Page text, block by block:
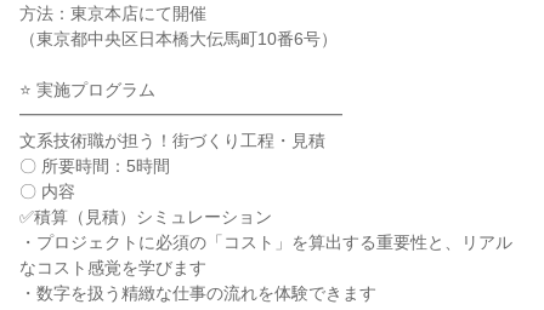
方法：東京本店にて開催
（東京都中央区日本橋大伝馬町10番6号）
⭐ 実施プログラム
━━━━━━━━━━━━━━━━━━━
文系技術職が担う！街づくり工程・見積
〇 所要時間：5時間
〇 内容
✅積算（見積）シミュレーション
・プロジェクトに必須の「コスト」を算出する重要性と、リアル
なコスト感覚を学びます
・数字を扱う精緻な仕事の流れを体験できます